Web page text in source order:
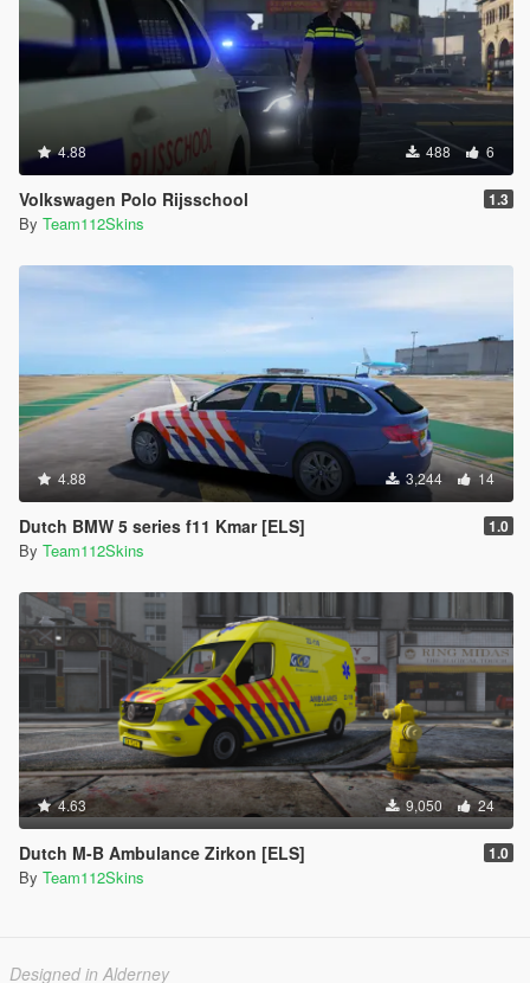
4.88 488 6
Volkswagen Polo Rijsschool 1.3
By Team112Skins
4.88 3,244 14
Dutch BMW 5 series f11 Kmar [ELS] 1.0
By Team112Skins
4.63 9,050 24
Dutch M-B Ambulance Zirkon [ELS] 1.0
By Team112Skins
Designed in Alderney